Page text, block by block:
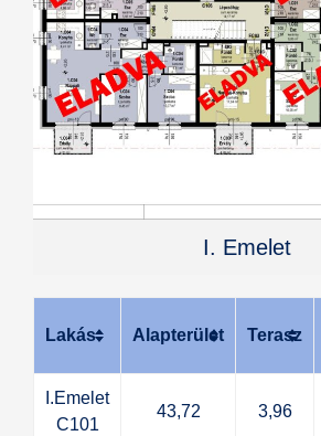
I. Emelet
Lakás Alapterület Terasz
I.Emelet
C101
43,72 3,96